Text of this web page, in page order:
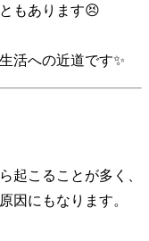
もあります😣
活への近道です✨
起こることが多く、
因にもなります。